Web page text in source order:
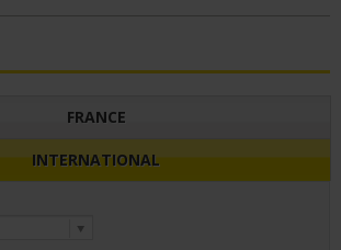
FRANCE
INTERNATIONAL